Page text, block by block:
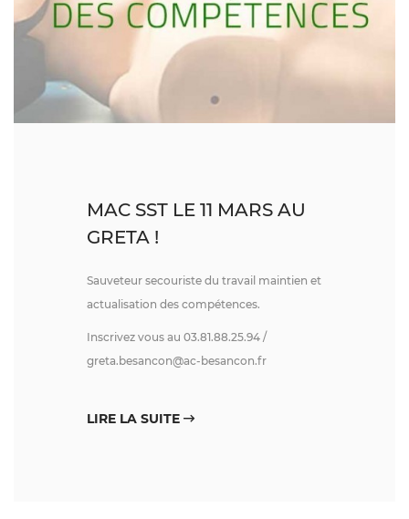
MAC SST LE 11 MARS AU
GRETA !
Sauveteur secouriste du travail maintien et
actualisation des compétences.
Inscrivez vous au 03.81.88.25.94 /
greta.besancon@ac-besancon.fr
LIRE LA SUITE